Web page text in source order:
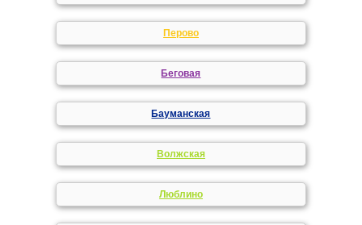
Перово
Беговая
Бауманская
Волжская
Люблино